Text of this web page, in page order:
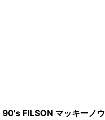
90's FILSON マッキーノ